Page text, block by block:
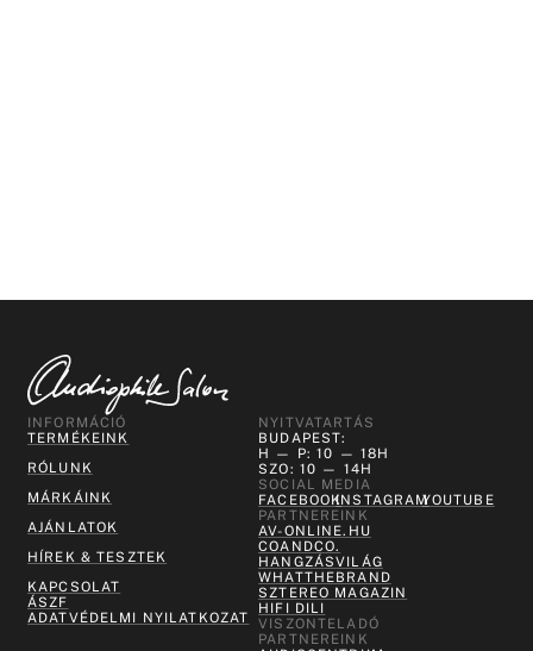
INFORMÁCIÓ
TERMÉKEINK
RÓLUNK
MÁRKÁINK
AJÁNLATOK
HÍREK & TESZTEK
KAPCSOLAT
ÁSZF
ADATVÉDELMI NYILATKOZAT
NYITVATARTÁS
BUDAPEST:
H — P: 10 — 18H
SZO: 10 — 14H
SOCIAL MEDIA
FACEBOOKINSTAGRAMYOUTUBE
PARTNEREINK
AV-ONLINE.HU
COANDCO.
HANGZÁSVILÁG
WHATTHEBRAND
SZTEREO MAGAZIN
HIFI DILI
VISZONTELADÓ
PARTNEREINK